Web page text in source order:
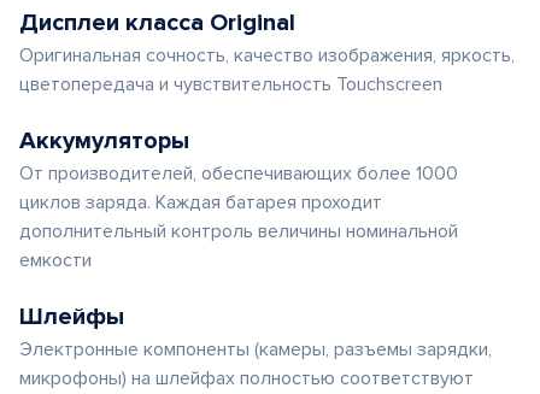
Дисплеи класса Original
Оригинальная сочность, качество изображения, яркость,
цветопередача и чувствительность Touchscreen
Аккумуляторы
От производителей, обеспечивающих более 1000
циклов заряда. Каждая батарея проходит
дополнительный контроль величины номинальной
емкости
Шлейфы
Электронные компоненты (камеры, разъемы зарядки,
микрофоны) на шлейфах полностью соответствуют